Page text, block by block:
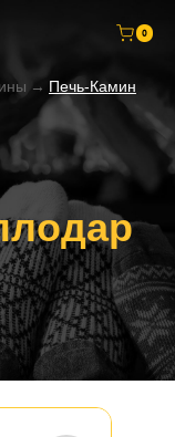
0
→ Печь-Камин